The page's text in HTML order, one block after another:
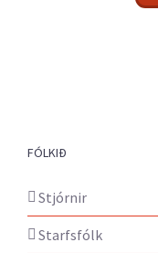
FÓLKIÐ
Stjórnir
Starfsfólk